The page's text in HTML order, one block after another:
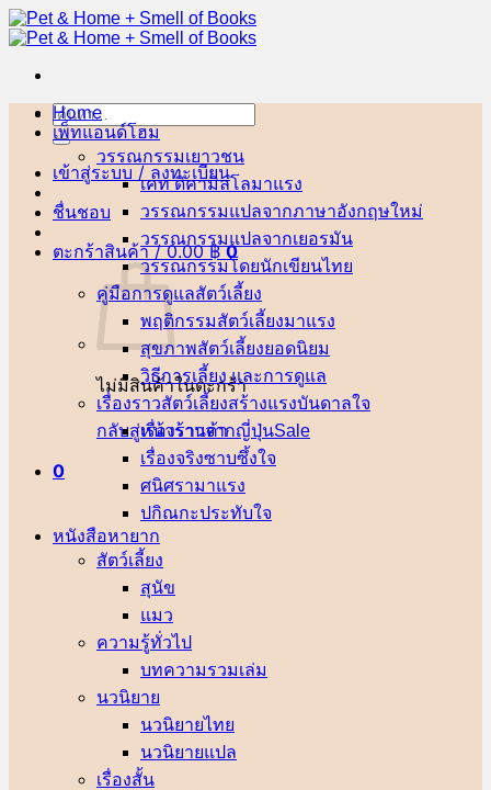
ข้าม
ไป
เนื้อหา
ค้นหา:
เข้าสู่ระบบ / ลงทะเบียน
ชื่นชอบ
ตะกร้าสินค้า /0.00฿ 0
ไม่มีสินค้าในตะกร้า
กลับสู่หน้าร้านค้า
0
Home
เพ็ทแอนด์โฮม
วรรณกรรมเยาวชน
เคท ดิคามิลโล
วรรณกรรมแปลจากภาษาอังกฤษ
วรรณกรรมแปลจากเยอรมัน
วรรณกรรมโดยนักเขียนไทย
คู่มือการดูแลสัตว์เลี้ยง
พฤติกรรมสัตว์เลี้ยง
สุขภาพสัตว์เลี้ยง
วิธีการเลี้ยง และการดูแล
เรื่องราวสัตว์เลี้ยงสร้างแรงบันดาลใจ
เรื่องราวจากญี่ปุ่น
เรื่องจริงซาบซึ้งใจ
ศนิศรา
ปกิณกะประทับใจ
หนังสือหายาก
สัตว์เลี้ยง
สุนัข
แมว
ความรู้ทั่วไป
บทความรวมเล่ม
นวนิยาย
นวนิยายไทย
นวนิยายแปล
เรื่องสั้น